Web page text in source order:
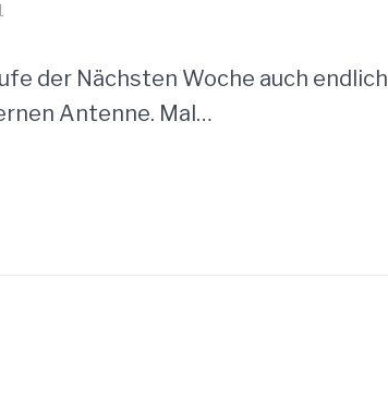
der Nächsten Woche auch endlich
Antenne. Mal…